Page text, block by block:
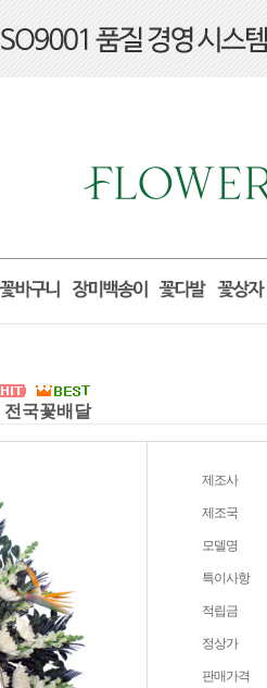
전국꽃배달
제조사
제조국
모델명
특이사항
적립금
정상가
판매가격